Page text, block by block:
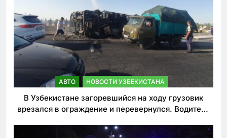
АВТО НОВОСТИ УЗБЕКИСТАНА
В Узбекистане загоревшийся на ходу грузовик
врезался в ограждение и перевернулся. Водитель